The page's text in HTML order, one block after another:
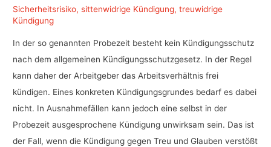
Sicherheitsrisiko,sittenwidrige Kündigung,treuwidrige
Kündigung
In der so genannten Probezeit besteht kein Kündigungsschutz
nach dem allgemeinen Kündigungsschutzgesetz. In der Regel
kann daher der Arbeitgeber das Arbeitsverhältnis frei
kündigen. Eines konkreten Kündigungsgrundes bedarf es dabei
nicht. In Ausnahmefällen kann jedoch eine selbst in der
Probezeit ausgesprochene Kündigung unwirksam sein. Das ist
der Fall, wenn die Kündigung gegen Treu und Glauben verstößt